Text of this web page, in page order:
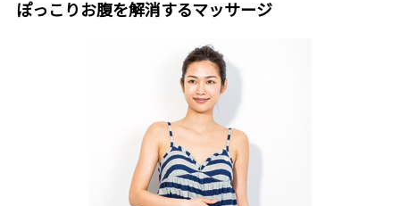
ぽっこりお腹を解消するマッサージ